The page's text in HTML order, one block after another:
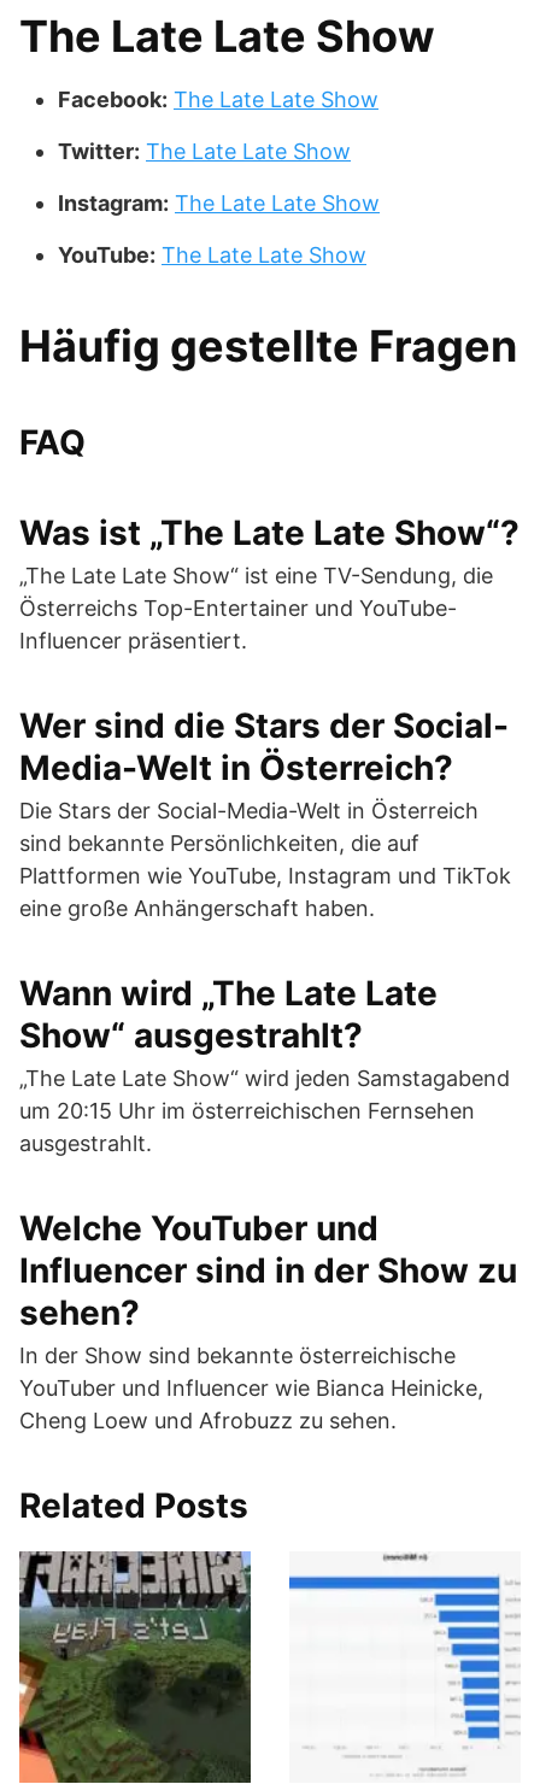
The Late Late Show
Facebook: The Late Late Show
Twitter: The Late Late Show
Instagram: The Late Late Show
YouTube: The Late Late Show
Häufig gestellte Fragen
FAQ
Was ist „The Late Late Show“?
„The Late Late Show“ ist eine TV-Sendung, die
Österreichs Top-Entertainer und YouTube-
Influencer präsentiert.
Wer sind die Stars der Social-
Media-Welt in Österreich?
Die Stars der Social-Media-Welt in Österreich
sind bekannte Persönlichkeiten, die auf
Plattformen wie YouTube, Instagram und TikTok
eine große Anhängerschaft haben.
Wann wird „The Late Late
Show“ ausgestrahlt?
„The Late Late Show“ wird jeden Samstagabend
um 20:15 Uhr im österreichischen Fernsehen
ausgestrahlt.
Welche YouTuber und
Influencer sind in der Show zu
sehen?
In der Show sind bekannte österreichische
YouTuber und Influencer wie Bianca Heinicke,
Cheng Loew und Afrobuzz zu sehen.
Related Posts